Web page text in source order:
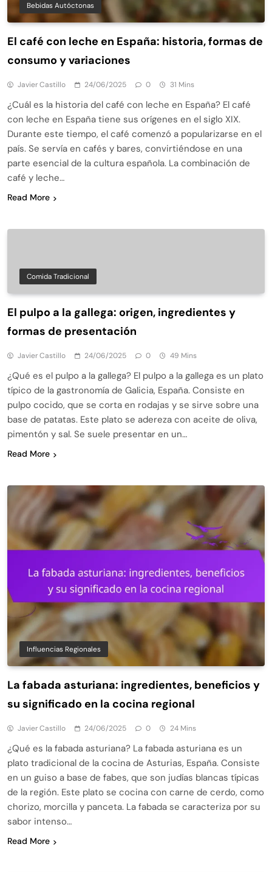
Bebidas Autóctonas
El café con leche en España: historia, formas de
consumo y variaciones
Javier Castillo 24/06/2025 0 31 Mins
¿Cuál es la historia del café con leche en España? El café
con leche en España tiene sus orígenes en el siglo XIX.
Durante este tiempo, el café comenzó a popularizarse en el
país. Se servía en cafés y bares, convirtiéndose en una
parte esencial de la cultura española. La combinación de
café y leche…
Read More
Comida Tradicional
El pulpo a la gallega: origen, ingredientes y
formas de presentación
Javier Castillo 24/06/2025 0 49 Mins
¿Qué es el pulpo a la gallega? El pulpo a la gallega es un plato
típico de la gastronomía de Galicia, España. Consiste en
pulpo cocido, que se corta en rodajas y se sirve sobre una
base de patatas. Este plato se adereza con aceite de oliva,
pimentón y sal. Se suele presentar en un…
Read More
Influencias Regionales
La fabada asturiana: ingredientes, beneficios y
su significado en la cocina regional
Javier Castillo 24/06/2025 0 24 Mins
¿Qué es la fabada asturiana? La fabada asturiana es un
plato tradicional de la cocina de Asturias, España. Consiste
en un guiso a base de fabes, que son judías blancas típicas
de la región. Este plato se cocina con carne de cerdo, como
chorizo, morcilla y panceta. La fabada se caracteriza por su
sabor intenso…
Read More